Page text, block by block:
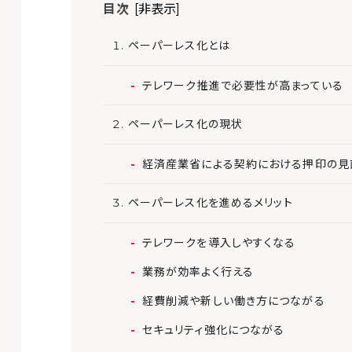
目次 [非表示]
ペーパーレス化とは
テレワーク推進で必要性が高まっている
ペーパーレス化の現状
経済産業省による契約における押印の見
ペーパーレス化を進めるメリット
テレワークを導入しやすくなる
業務が効率よく行える
経費削減や新しい働き方につながる
セキュリティ強化につながる